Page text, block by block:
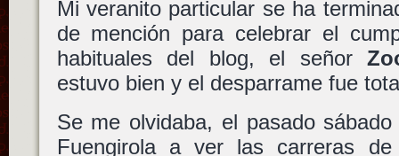
Mi veranito particular se ha
de mención para celebrar el
habituales del blog, el señor
estuvo bien y el desparrame fue
Se me olvidaba, el pasado
Fuengirola a ver las carreras